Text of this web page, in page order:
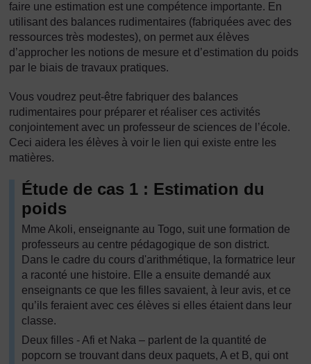
faire une estimation est une compétence importante. En
utilisant des balances rudimentaires (fabriquées avec des
ressources très modestes), on permet aux élèves
d’approcher les notions de mesure et d’estimation du poids
par le biais de travaux pratiques.
Vous voudrez peut-être fabriquer des balances
rudimentaires pour préparer et réaliser ces activités
conjointement avec un professeur de sciences de l’école.
Ceci aidera les élèves à voir le lien qui existe entre les
matières.
Étude de cas 1 : Estimation du
poids
Mme Akoli, enseignante au Togo, suit une formation de
professeurs au centre pédagogique de son district.
Dans le cadre du cours d'arithmétique, la formatrice leur
a raconté une histoire. Elle a ensuite demandé aux
enseignants ce que les filles savaient, à leur avis, et ce
qu’ils feraient avec ces élèves si elles étaient dans leur
classe.
Deux filles - Afi et Naka – parlent de la quantité de
popcorn se trouvant dans deux paquets, A et B, qui ont